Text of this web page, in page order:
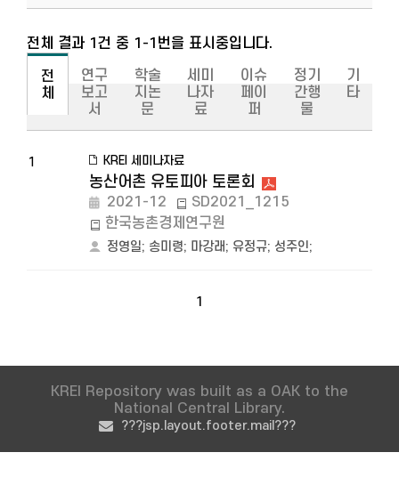
전체 결과 1건 중 1-1번을 표시중입니다.
전
체
연구
보고
서
학술
지논
문
세미
나자
료
이슈
페이
퍼
정기
간행
물
기
타
1 KREI 세미나자료
농산어촌 유토피아 토론회
2021-12
SD2021_1215
한국농촌경제연구원
정영일; 송미령; 마강래; 유정규; 성주인;
1
KREI Repository was built as a OAK to the
National Central Library.
???jsp.layout.footer.mail???